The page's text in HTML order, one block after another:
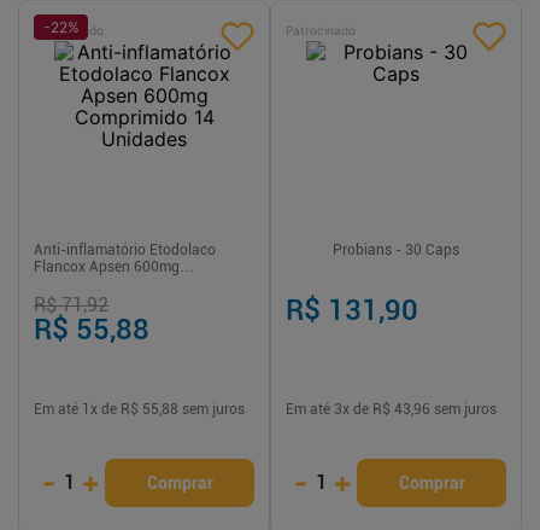
Patrocinado
-22%
Anti-inflamatório Etodolaco
Flancox Apsen 600mg
R$ 71,92
R$ 55,88
Em até 1 x de R$ 55,88 sem juros
- 1 + Comprar
Patrocinado
Probians - 30 Caps
R$ 131,90
Em até 3x de R$ 43,96 sem juros
- 1 + Comprar